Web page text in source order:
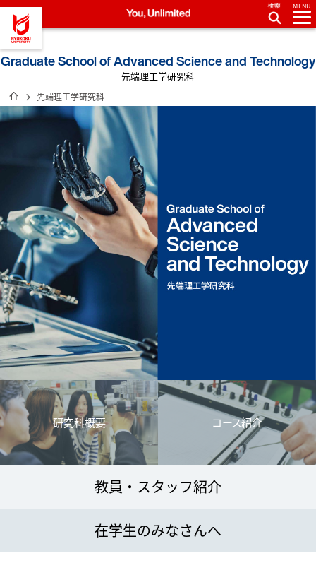
龍谷大学 You, Unlimited
MENU
Graduate School of Advanced Science and Technology
先端理工学研究科
ホーム
先端理工学研究科
研究科概要 コース紹介
教員・スタッフ紹介
在学生のみなさんへ